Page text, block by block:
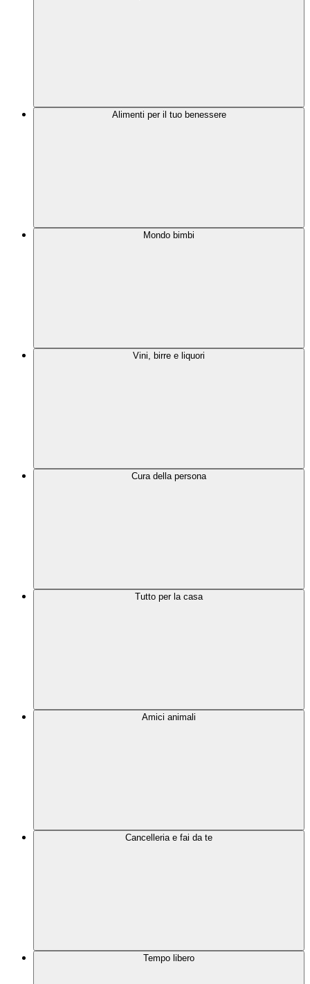
Alimenti per il tuo benessere
Mondo bimbi
Vini, birre e liquori
Cura della persona
Tutto per la casa
Amici animali
Cancelleria e fai da te
Tempo libero